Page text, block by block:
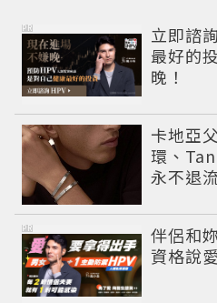
立即諮
最好的
晚！
PR
卡地亞
環、
永不退
伴侶和
資格說
PR